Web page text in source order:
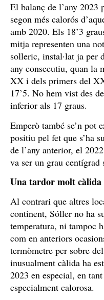
El balanç de l’any 2023
segon més calorós
amb 2020. Els 18’3
mitja representen una
solleric, instal·lat ja per
any consecutiu, quan la
XX i dels primers del
17’5. No hem vist des
inferior als 17 graus.
Emperò també se’n pot
positiu pel fet que s’ha
de l’any anterior, el
va ser un grau centígrad
Una tardor molt càlida
Al contrari que altres
continent, Sóller no ha
temperatura, ni tampoc
com en anteriors
termòmetre per sobre
inusualment càlida ha
2023 en especial, en
especialment calorosa.